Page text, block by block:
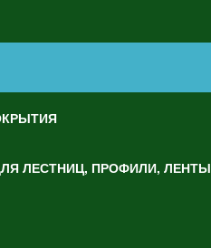
ЛЕСТНИЦ, ПРОФИЛИ, ЛЕНТЫ